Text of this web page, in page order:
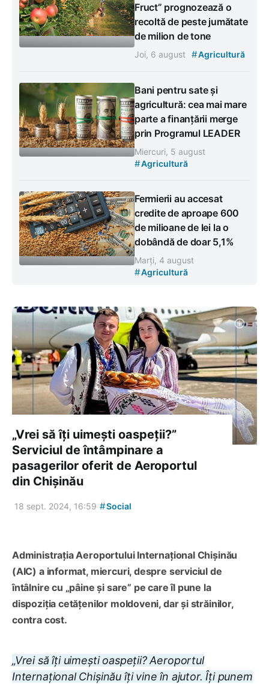
Fruct” prognozează o
recoltă de peste jumătate
de milion de tone
Joi, 6 august #Agricultură
Bani pentru sate și
agricultură: cea mai mare
parte a finanțării merge
prin Programul LEADER
Miercuri, 5 august
#Agricultură
Fermierii au accesat
credite de aproape 600
de milioane de lei la o
dobândă de doar 5,1%
Marți, 4 august
#Agricultură
„Vrei să îți uimești oaspeții?”
Serviciul de întâmpinare a
pasagerilor oferit de Aeroportul
din Chișinău
18 sept. 2024, 16:59 #Social
Administrația Aeroportului Internațional Chișinău
(AIC) a informat, miercuri, despre serviciul de
întâlnire cu „pâine și sare” pe care îl pune la
dispoziția cetățenilor moldoveni, dar și străinilor,
contra cost.
„Vrei să îți uimești oaspeții? Aeroportul
Internațional Chișinău îți vine în ajutor. Îți punem